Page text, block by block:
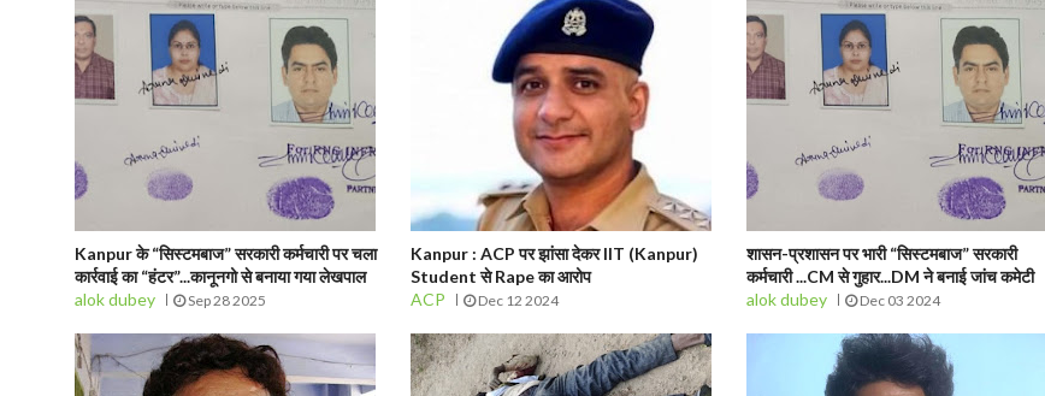
Kanpur के “सिस्टमबाज” सरकारी कर्मचारी पर चला
कार्रवाई का “हंटर”...कानूनगो से बनाया गया लेखपाल
alok dubey
Sep 28 2025
Kanpur : ACP पर झांसा देकर IIT (Kanpur)
Student से Rape का आरोप
ACP
Dec 12 2024
शासन-प्रशासन पर भारी “सिस्टमबाज” सरकारी
कर्मचारी ...CM से गुहार...DM ने बनाई जांच कमेटी
alok dubey
Dec 03 2024